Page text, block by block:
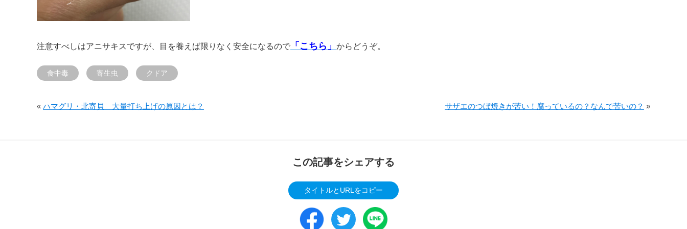
注意すべしはアニサキスですが、目を養えば限りなく安全になるので 「こちら」 からどうぞ。
食中毒 寄生虫 クドア
« ハマグリ・北寄貝 大量打ち上げの原因とは？ サザエのつぼ焼きが苦い！腐っているの？なんで苦いの？ »
この記事をシェアする
タイトルとURLをコピー